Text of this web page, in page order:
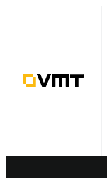
springen